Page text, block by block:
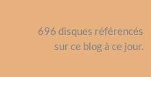
696 disques référencés
sur ce blog à ce jour.